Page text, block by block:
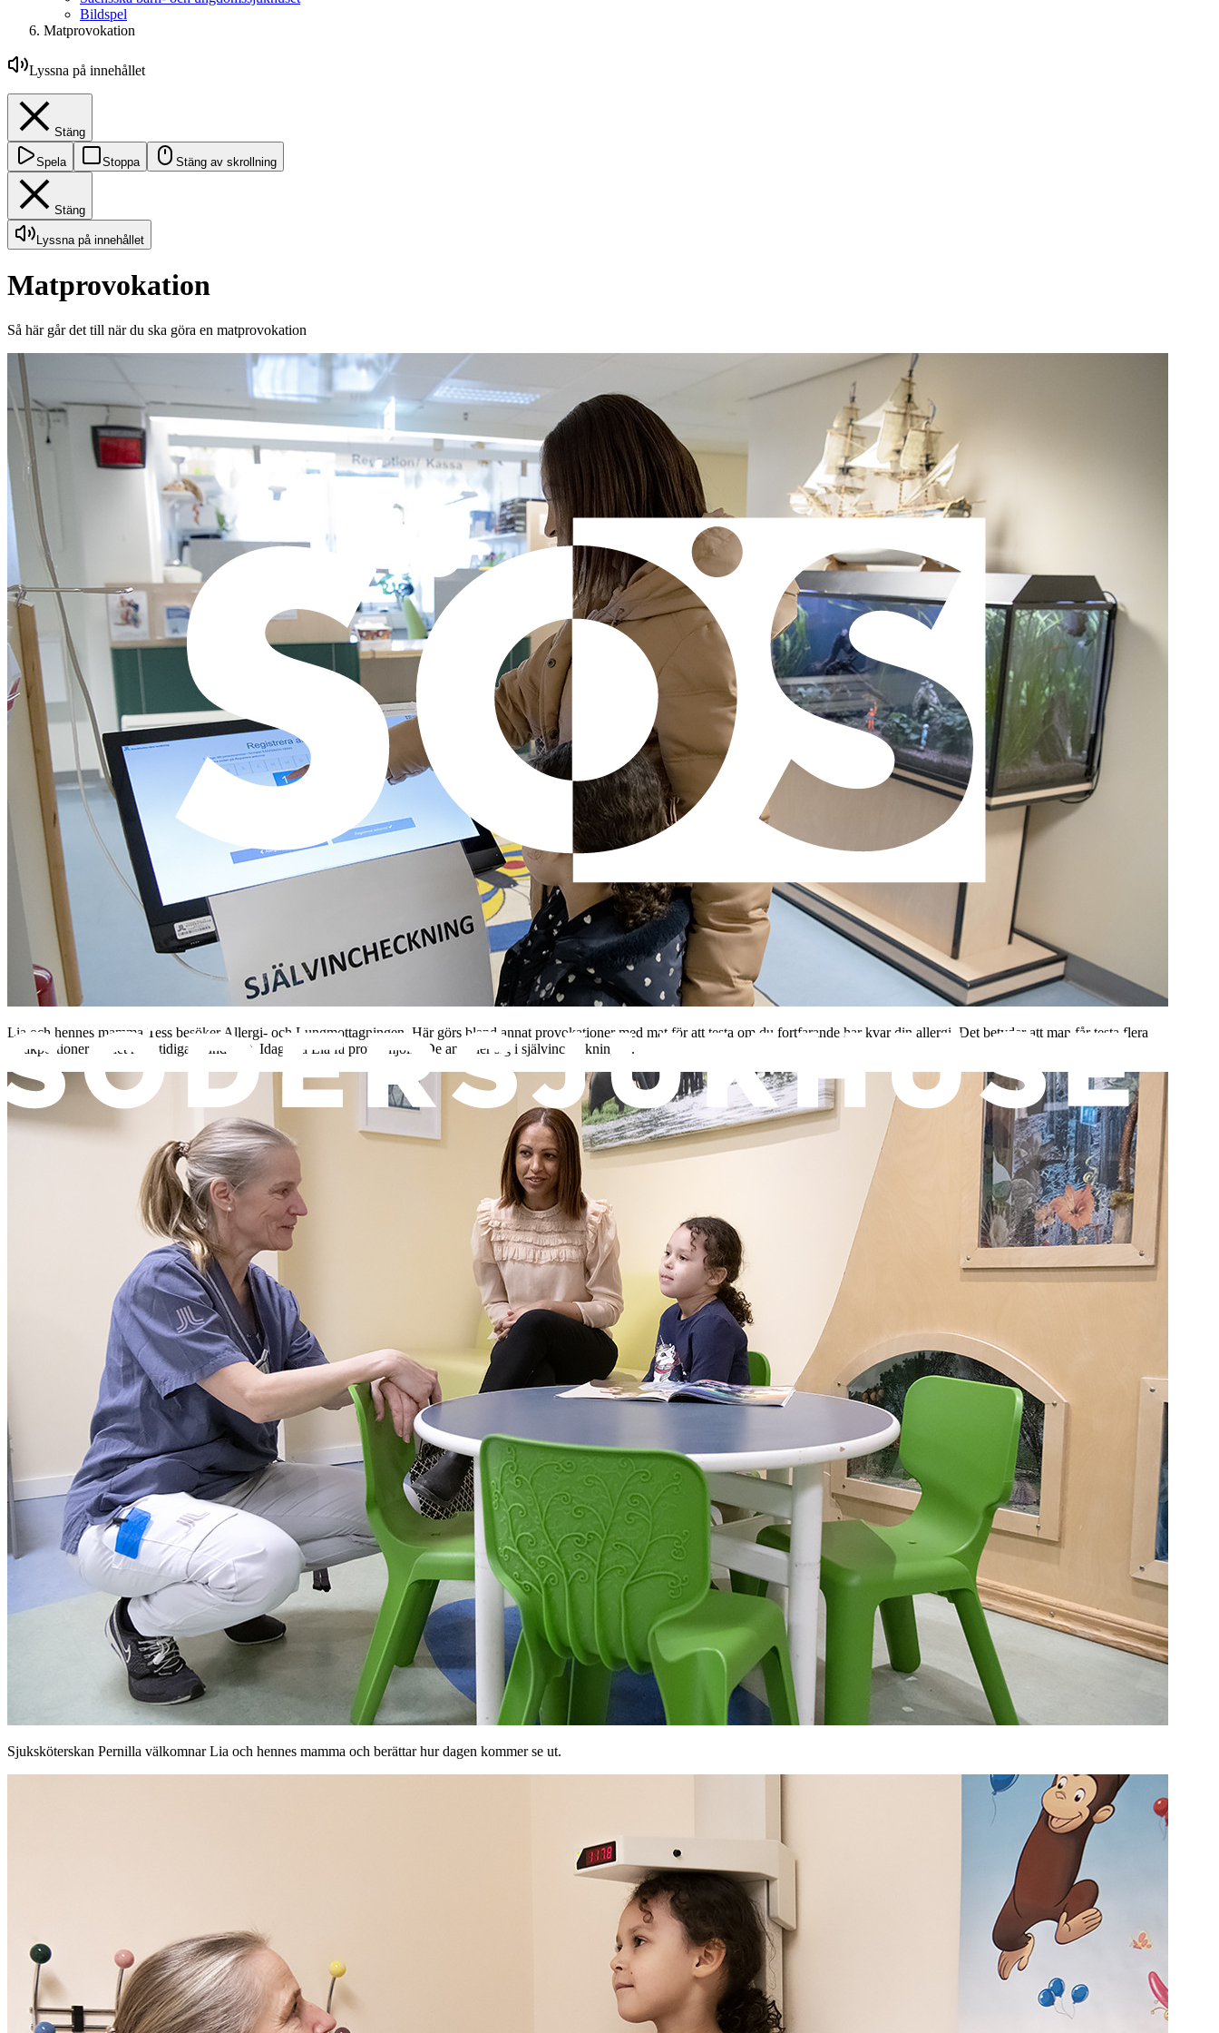
Bildspel
Matprovokation
Lyssna på innehållet
Stäng
Spela Stoppa Stäng av skrollning
Stäng
Lyssna på innehållet
Matprovokation
Så här går det till när du ska göra en matprovokation
Lia och hennes mamma Tess besöker Allergi- och Lungmottagningen. Här görs bland annat provokationer med mat för att testa om du fortfarande har kvar din allergi. Det betyder att man får testa flera
smakportioner av det man tidigare undvikit. Idag ska Lia få prova mjölk. De anmäler sig i självincheckningen.
Sjuksköterskan Pernilla välkomnar Lia och hennes mamma och berättar hur dagen kommer se ut.